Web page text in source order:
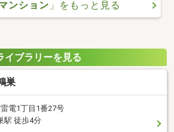
ンション 」をもっと見る
イブラリーを見る
巣
電1丁目1番27号
駅 徒歩4分